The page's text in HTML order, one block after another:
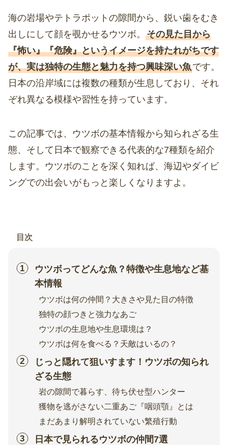
海の岩場やテトラポットの隙間から、鋭い歯をむき
出しにして顔を覗かせるウツボ。 その見た目から
『怖い』『危険』というイメージを持たれがちです
が、実は独特の生態と魅力を持つ興味深い魚です。
日本の沿岸域には複数の種類が生息しており、それ
ぞれ異なる模様や習性を持っています。
この記事では、ウツボの基本情報から知られざる生
態、そして日本で観察できる代表的な7種類を紹介
します。ウツボのことを深く知れば、海辺やダイビ
ングでの出会いがもっと楽しくなりますよ。
目次
ウツボってどんな魚？特徴や生息地など基
本情報
ウツボは何の仲間？大きさや見た目の特徴
独特の顔つきと強力なあご
ウツボの生息地や生息環境は？
ウツボは何を食べる？天敵はいるの？
じっと隠れて狙いすます！ウツボの知られ
ざる生態
岩の隙間で暮らす、待ち伏せ型ハンター
獲物を逃がさない二重あご『咽頭顎』とは
まだあまり解明されていない繁殖行動
日本で見られるウツボの仲間7選